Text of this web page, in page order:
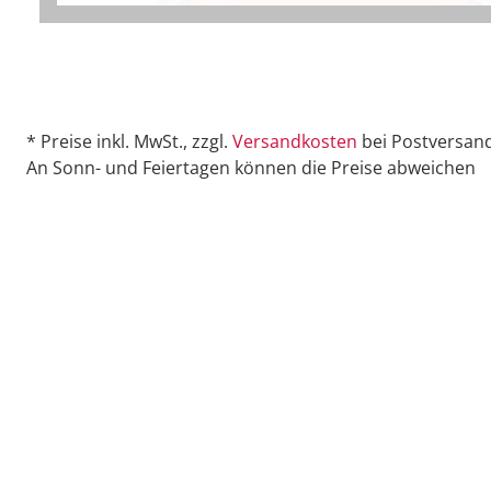
* Preise inkl. MwSt., zzgl. Versandkosten bei
An Sonn- und Feiertagen können die Preise abweichen